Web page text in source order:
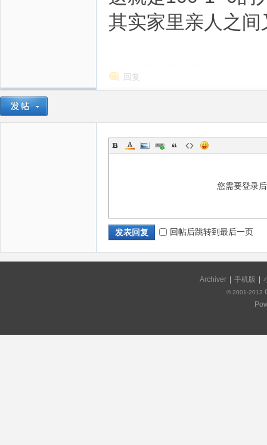
其实家里亲人之
回复
您需要登录
发表回复 回帖后跳转到最后一页
Archiver 手机版
© 2001-2013